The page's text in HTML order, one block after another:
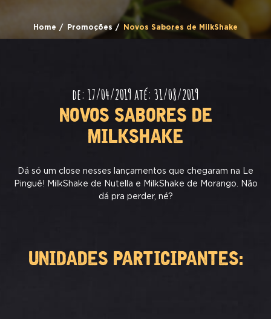
Home Promoções Novos Sabores de MilkShake
de: 17/04/2019 até: 31/08/2019
NOVOS SABORES DE
MILKSHAKE
Dá só um close nesses lançamentos que chegaram na Le
Pinguê! MilkShake de Nutella e MilkShake de Morango. Não
dá pra perder, né?
UNIDADES PARTICIPANTES: